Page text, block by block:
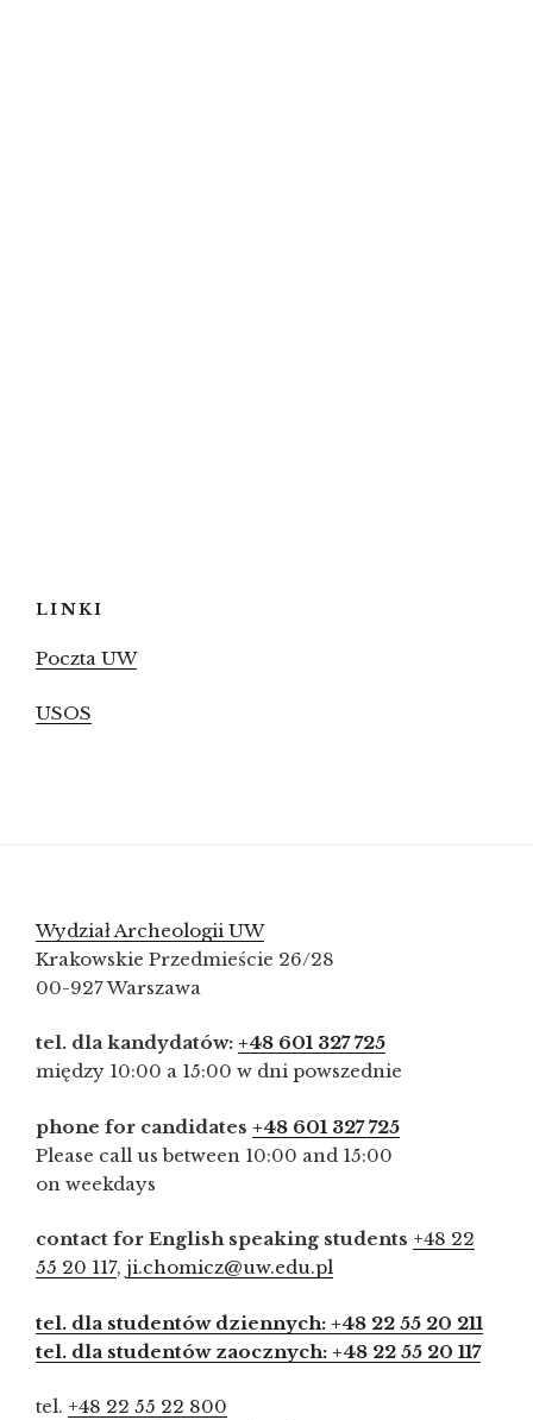
LINKI
Poczta UW
USOS
Wydział Archeologii UW
Krakowskie Przedmieście 26/28
00-927 Warszawa
tel. dla kandydatów: +48 601 327 725
między 10:00 a 15:00 w dni powszednie
phone for candidates +48 601 327 725
Please call us between 10:00 and 15:00
on weekdays
contact for English speaking students +48 22
55 20 117, ji.chomicz@uw.edu.pl
tel. dla studentów dziennych: +48 22 55 20 211
tel. dla studentów zaocznych: +48 22 55 20 117
tel. +48 22 55 22 800